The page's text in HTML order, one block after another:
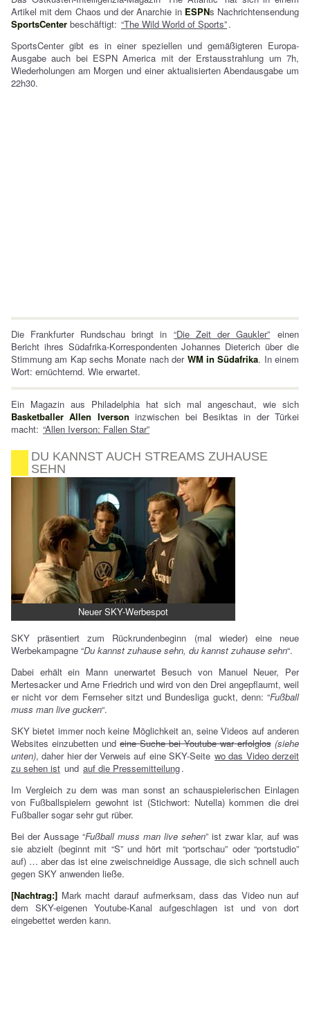
Artikel mit dem Chaos und der Anarchie in ESPNs Nachrichtensendung
SportsCenter beschäftigt: “The Wild World of Sports”.
SportsCenter gibt es in einer speziellen und gemäßigteren Europa-
Ausgabe auch bei ESPN America mit der Erstausstrahlung um 7h,
Wiederholungen am Morgen und einer aktualisierten Abendausgabe um
22h30.
Die Frankfurter Rundschau bringt in “Die Zeit der Gaukler” einen
Bericht ihres Südafrika-Korrespondenten Johannes Dieterich über die
Stimmung am Kap sechs Monate nach der WM in Südafrika. In einem
Wort: ernüchternd. Wie erwartet.
Ein Magazin aus Philadelphia hat sich mal angeschaut, wie sich
Basketballer Allen Iverson inzwischen bei Besiktas in der Türkei
macht: “Allen Iverson: Fallen Star”
DU KANNST AUCH STREAMS ZUHAUSE
SEHN
Neuer SKY-Werbespot
SKY präsentiert zum Rückrundenbeginn (mal wieder) eine neue
Werbekampagne “Du kannst zuhause sehn, du kannst zuhause sehn“.
Dabei erhält ein Mann unerwartet Besuch von Manuel Neuer, Per
Mertesacker und Arne Friedrich und wird von den Drei angepflaumt, weil
er nicht vor dem Fernseher sitzt und Bundesliga guckt, denn: “Fußball
muss man live gucken“.
SKY bietet immer noch keine Möglichkeit an, seine Videos auf anderen
Websites einzubetten und eine Suche bei Youtube war erfolglos (siehe
unten), daher hier der Verweis auf eine SKY-Seite wo das Video derzeit
zu sehen ist und auf die Pressemitteilung.
Im Vergleich zu dem was man sonst an schauspielerischen Einlagen
von Fußballspielern gewohnt ist (Stichwort: Nutella) kommen die drei
Fußballer sogar sehr gut rüber.
Bei der Aussage “Fußball muss man live sehen” ist zwar klar, auf was
sie abzielt (beginnt mit “S” und hört mit “portschau” oder “portstudio”
auf) … aber das ist eine zweischneidige Aussage, die sich schnell auch
gegen SKY anwenden ließe.
[Nachtrag:] Mark macht darauf aufmerksam, dass das Video nun auf
dem SKY-eigenen Youtube-Kanal aufgeschlagen ist und von dort
eingebettet werden kann.